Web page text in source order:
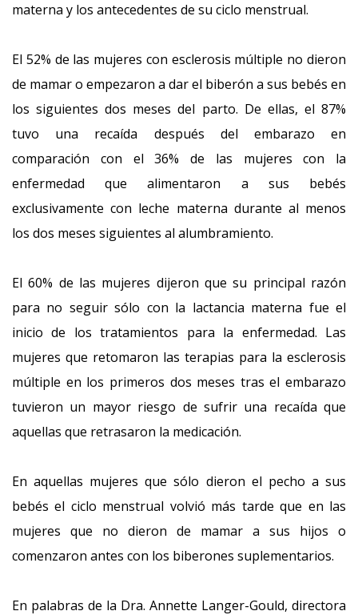
materna y los antecedentes de su ciclo menstrual.
El 52% de las mujeres con esclerosis múltiple no dieron
de mamar o empezaron a dar el biberón a sus bebés en
los siguientes dos meses del parto. De ellas, el 87%
tuvo una recaída después del embarazo en
comparación con el 36% de las mujeres con la
enfermedad que alimentaron a sus bebés
exclusivamente con leche materna durante al menos
los dos meses siguientes al alumbramiento.
El 60% de las mujeres dijeron que su principal razón
para no seguir sólo con la lactancia materna fue el
inicio de los tratamientos para la enfermedad. Las
mujeres que retomaron las terapias para la esclerosis
múltiple en los primeros dos meses tras el embarazo
tuvieron un mayor riesgo de sufrir una recaída que
aquellas que retrasaron la medicación.
En aquellas mujeres que sólo dieron el pecho a sus
bebés el ciclo menstrual volvió más tarde que en las
mujeres que no dieron de mamar a sus hijos o
comenzaron antes con los biberones suplementarios.
En palabras de la Dra. Annette Langer-Gould, directora